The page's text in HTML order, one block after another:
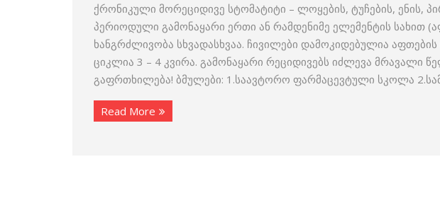
ქრონიკული მორეციდივე სტომატიტი – ლოყების, ტუჩების, ენის,
პერიოდული გამონაყარი ერთი ან რამდენიმე ელემენტის სახით
ხანგრძლივობა სხვადასხვაა. ჩივილები დამოკიდებულია
ციკლია 3 – 4 კვირა. გამონაყარი რეციდივებს იძლევა მრავალი
გაფრთხილება! ბმულები: 1.საავტორო ფარმაცევტული სკოლა
Read More